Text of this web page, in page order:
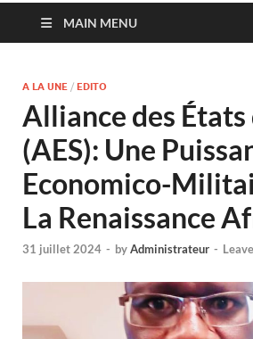
MAIN MENU
A LA UNE / EDITO
Alliance des États
(AES): Une
Economico-
La Renaissance
31 juillet 2024 - byAdministrateur -